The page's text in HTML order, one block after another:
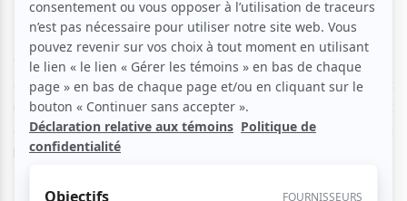
Si au départ, son but n'était que de divertir ses camarades
de classe en parodiant le milieu scolaire sur Facebook, c’est
un homme de 31 ans complètement assumé, drôle et
authentique que nous avons eu la chance de voir à
l'Olympia de Montréal.